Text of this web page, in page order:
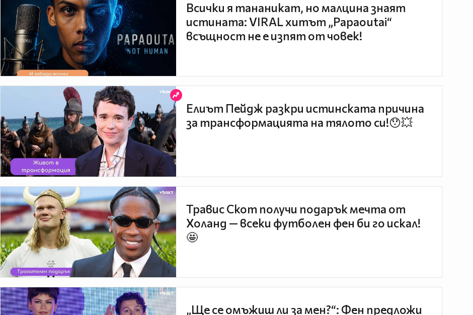
Всички я тананикат, но малцина знаят
истината: VIRAL хитът „Papaoutai“
всъщност не е изпят от човек!
Елиът Пейдж разкри истинската причина
за трансформацията на тялото си!😯💥
Травис Скот получи подарък мечта от
Холанд — всеки футболен фен би го искал!
🤩
„Ще се омъжиш ли за мен?“: Фен предложи